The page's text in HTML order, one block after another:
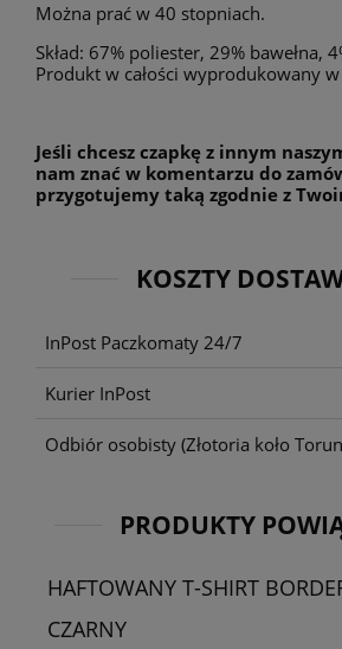
Można prać w 40 stopniach.
Skład: 67% poliester, 29% bawełna,
Produkt w całości wyprodukowany w
Jeśli chcesz czapkę z innym
nam znać w komentarzu do
przygotujemy taką zgodnie z
KOSZTY
InPost Paczkomaty 24/7
Kurier InPost
Odbiór osobisty (Złotoria koło
PRODUKTY
HAFTOWANY T-SHIRT
CZARNY